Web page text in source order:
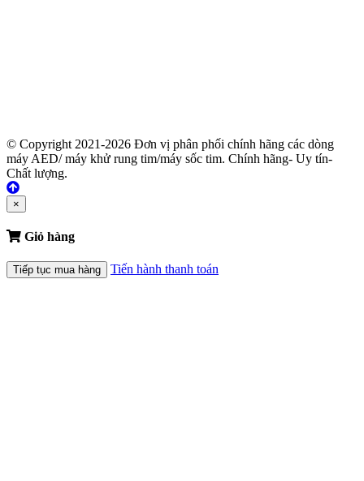
© Copyright 2021-2026 Đơn vị phân phối chính hãng các dòng
máy AED/ máy khử rung tim/máy sốc tim. Chính hãng- Uy tín-
Chất lượng.
×
Giỏ hàng
Tiếp tục mua hàng Tiến hành thanh toán